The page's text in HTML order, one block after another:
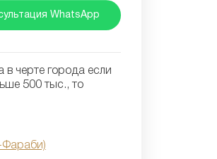
WhatsApp
в черте города если
500 тыс., то
Фараби)